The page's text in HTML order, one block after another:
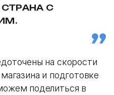
С
на скорости
и подготовке
поделиться в